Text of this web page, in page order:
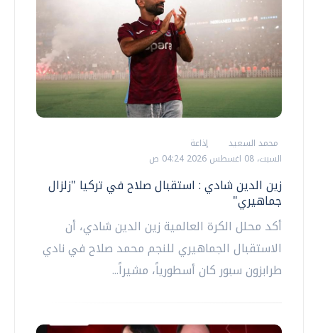
محمد السعيد
إذاعة
السبت، 08 اغسطس 2026 04:24 ص
زين الدين شادي : استقبال صلاح في تركيا "زلزال
جماهيري"
أكد محلل الكرة العالمية زين الدين شادي، أن
الاستقبال الجماهيري للنجم محمد صلاح في نادي
طرابزون سبور كان أسطورياً، مشيراً...